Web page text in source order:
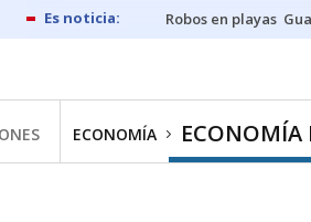
Robos en playas
ECONOMÍA ECONOMÍA